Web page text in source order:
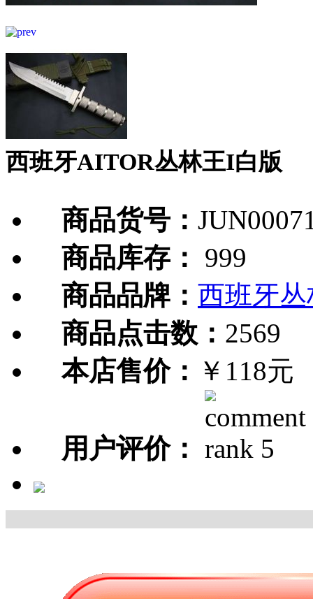
西班牙AITOR丛林王I白版
商品货号：
商品库存：
999
商品品牌： 西班牙
商品点击数： 2569
本店售价： ￥118元
用户评价：